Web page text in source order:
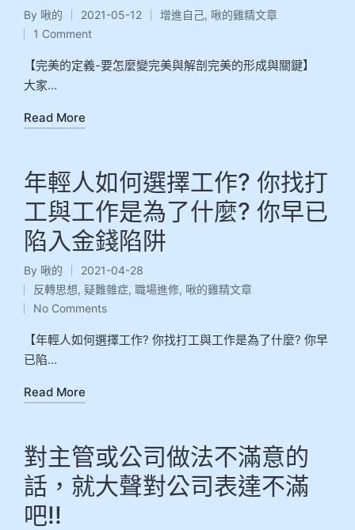
By 啾的 2021-05-12 增進自己, 啾的雞精文章
1 Comment
【完美的定義-要怎麼變完美與解剖完美的形成與關鍵】
大家…
Read More
年輕人如何選擇工作? 你找打
工與工作是為了什麼? 你早已
陷入金錢陷阱
By 啾的
2021-04-28
反轉思想, 疑難雜症, 職場進修, 啾的雞精文章
No Comments
【年輕人如何選擇工作? 你找打工與工作是為了什麼? 你早
已陷…
Read More
對主管或公司做法不滿意的
話，就大聲對公司表達不滿
吧!!